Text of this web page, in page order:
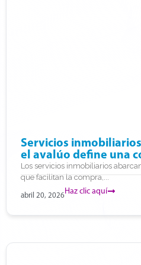
Servicios
el avalúo define una
informada
Los servicios inmobiliarios
que facilitan la compra,...
abril 20, 2026Haz clic aquí